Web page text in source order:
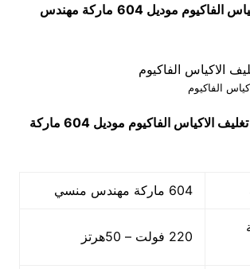
الفاكيوم موديل 604
ماركة مهندس
الفاكيوم
الاكياس الفاكيوم موديل 604
ماركة
604 ماركة مهندس منسي
220 فولت – 50هرتز